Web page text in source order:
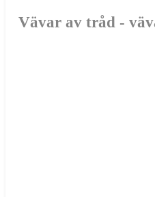
Vävar av tråd -